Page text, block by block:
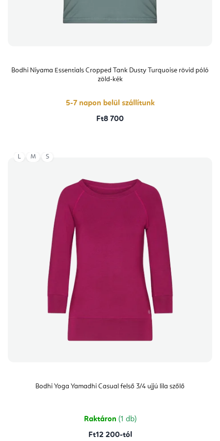
Bodhi Niyama Essentials Cropped Tank Dusty Turquoise rövid póló
zöld-kék
5-7 napon belül szállítunk
Ft8 700
Bodhi Yoga Yamadhi Casual felső 3/4 ujjú lila szőlő
Raktáron (1 db)
Ft12 200-tól
L M S